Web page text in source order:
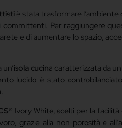
è stata trasformare
committenti. Per raggiungere
e di aumentare lo spazio,
isola cucina caratterizzata da un
lucido è stato
® Ivory White, scelti per la
grazie alla non-porosità e